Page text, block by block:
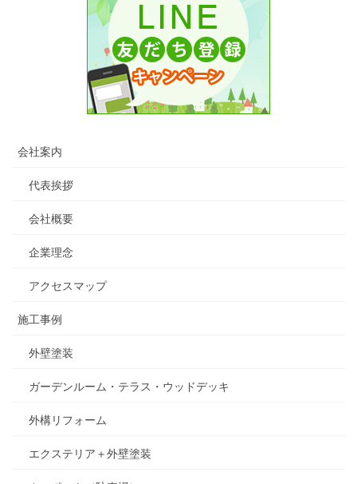
会社案内
代表挨拶
会社概要
企業理念
アクセスマップ
施工事例
外壁塗装
ガーデンルーム・テラス・ウッドデッキ
外構リフォーム
エクステリア＋外壁塗装